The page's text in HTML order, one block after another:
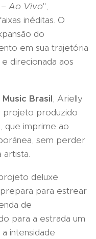
Ao Vivo",
inéditas. O
do
em sua trajetória
e direcionada aos
Brasil, Arielly
projeto produzido
que imprime ao
sem perder
artista.
deluxe
para estrear
de
para a estrada um
intensidade